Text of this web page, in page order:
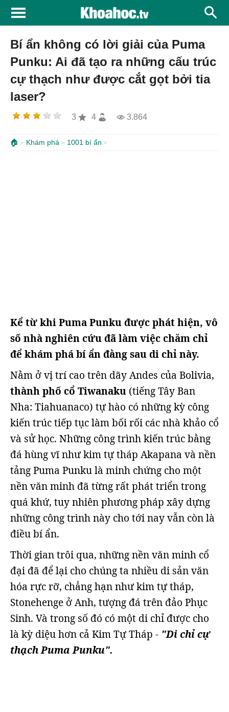
Bí ẩn không có lời giải của Puma
Punku: Ai đã tạo ra những cấu trúc
cự thạch như được cắt gọt bởi tia
laser?
3 4 3.864
🏠 Khám phá 1001 bí ẩn
Kể từ khi Puma Punku được phát hiện, vô
số nhà nghiên cứu đã làm việc chăm chỉ
để khám phá bí ẩn đằng sau di chỉ này.
Nằm ở vị trí cao trên dãy Andes của Bolivia,
thành phố cổ Tiwanaku (tiếng Tây Ban
Nha: Tiahuanaco) tự hào có những kỳ công
kiến trúc tiếp tục làm bối rối các nhà khảo cổ
và sử học. Những công trình kiến trúc bằng
đá hùng vĩ như kim tự tháp Akapana và nền
tảng Puma Punku là minh chứng cho một
nền văn minh đã từng rất phát triển trong
quá khứ, tuy nhiên phương pháp xây dựng
những công trình này cho tới nay vẫn còn là
điều bí ẩn.
Thời gian trôi qua, những nền văn minh cổ
đại đã để lại cho chúng ta nhiều di sản văn
hóa rực rỡ, chẳng hạn như kim tự tháp,
Stonehenge ở Anh, tượng đá trên đảo Phục
Sinh. Và trong số đó có một di chỉ được cho
là kỳ diệu hơn cả Kim Tự Tháp - "Di chỉ cự
thạch Puma Punku".